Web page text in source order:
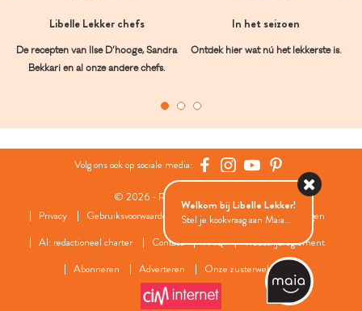
Libelle Lekker chefs
De recepten van Ilse D’hooge, Sandra
Bekkari en al onze andere chefs.
In het seizoen
Ontdek hier wat nú het lekkerste is.
Volg ons ook op sociale media:
© 2026 - Roularta Media Group
Privacy
Gebruiksvoorwaarden Cookies
Cookies instellingen
AI: redactioneel charter
Contact FAQ
Wedstrijdreglement
Abonneren
Adverteren Onze zusterwebsites
Welkom bij Libelle Lekker!
Stel je kookvraag aan Maia...